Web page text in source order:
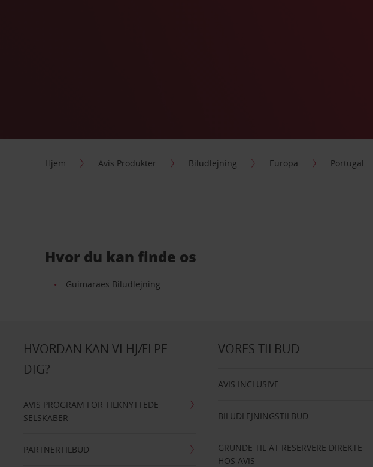
Hjem Avis Produkter Biludlejning Europa Portugal
Hvor du kan finde os
Guimaraes Biludlejning
HVORDAN KAN VI HJÆLPE
DIG?
AVIS PROGRAM FOR TILKNYTTEDE
SELSKABER
PARTNERTILBUD
VORES TILBUD
AVIS INCLUSIVE
BILUDLEJNINGSTILBUD
GRUNDE TIL AT RESERVERE DIREKTE
HOS AVIS